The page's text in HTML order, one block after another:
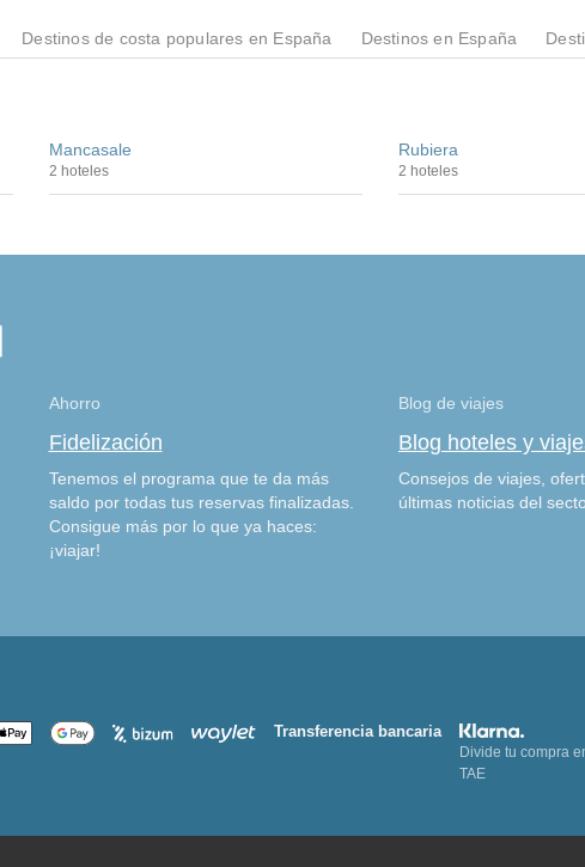
Destinos de costa populares en España Destinos en España
Mancasale
2 hoteles
Rubiera
2 hoteles
Ahorro
Fidelización
Tenemos el programa que te da más
saldo por todas tus reservas finalizadas.
Consigue más por lo que ya haces:
¡viajar!
Blog de viajes
Blog hoteles y
Consejos de viajes,
últimas noticias del
Transferencia bancaria
Divide tu compra
TAE